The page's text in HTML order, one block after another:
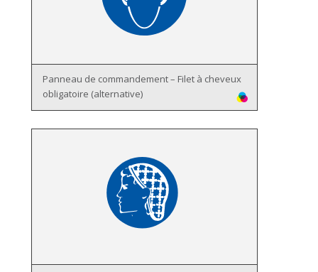
Panneau de commandement – Filet à cheveux
obligatoire (alternative)